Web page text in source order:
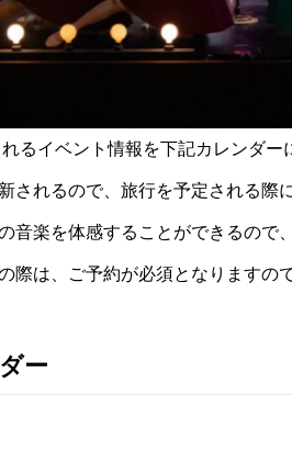
るイベント情報を下記カレンダー
されるので、旅行を予定される際
音楽を体感することができるので
際は、ご予約が必須となりますの
ー